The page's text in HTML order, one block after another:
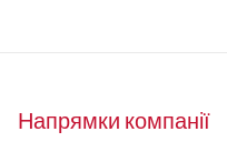
Напрямки компанії